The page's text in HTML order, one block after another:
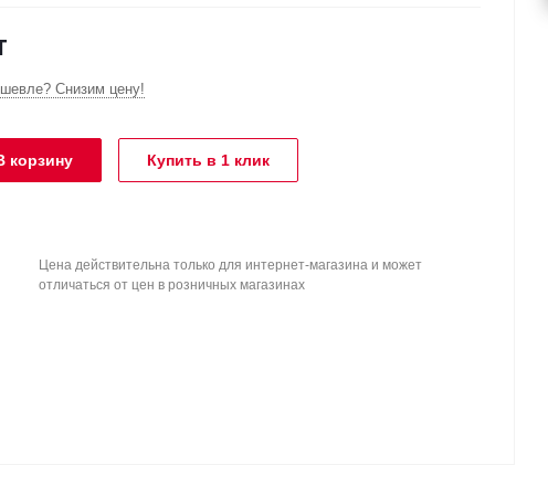
Снизим цену!
корзину Купить в 1 клик
Цена действительна только для интернет-магазина и может
отличаться от цен в розничных магазинах